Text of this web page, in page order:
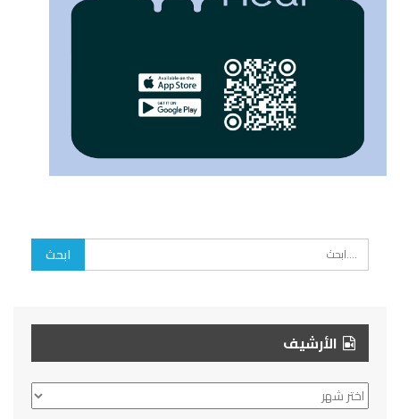
الأرشيف
الأرشيف